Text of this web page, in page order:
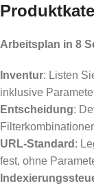
Arbeitsplan in 8
Inventur: Listen
inklusive
Entscheidung:
URL-Standard :
fest, ohne